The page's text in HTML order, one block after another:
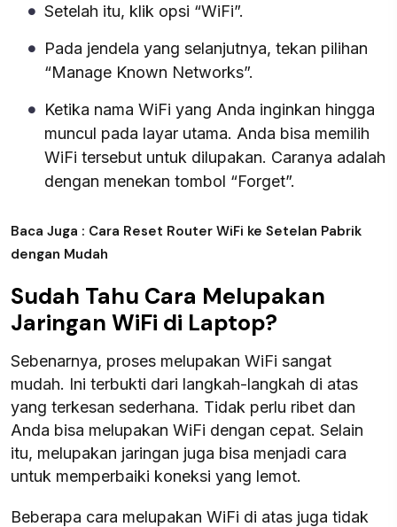
Setelah itu, klik opsi “WiFi”.
Pada jendela yang selanjutnya, tekan pilihan
“Manage Known Networks”.
Ketika nama WiFi yang Anda inginkan hingga
muncul pada layar utama. Anda bisa memilih
WiFi tersebut untuk dilupakan. Caranya adalah
dengan menekan tombol “Forget”.
Baca Juga : Cara Reset Router WiFi ke Setelan Pabrik
dengan Mudah
Sudah Tahu Cara Melupakan
Jaringan WiFi di Laptop?
Sebenarnya, proses melupakan WiFi sangat
mudah. Ini terbukti dari langkah-langkah di atas
yang terkesan sederhana. Tidak perlu ribet dan
Anda bisa melupakan WiFi dengan cepat. Selain
itu, melupakan jaringan juga bisa menjadi cara
untuk memperbaiki koneksi yang lemot.
Beberapa cara melupakan WiFi di atas juga tidak